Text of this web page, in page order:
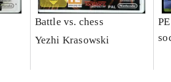
Battle vs. chess
Yezhi Krasowski